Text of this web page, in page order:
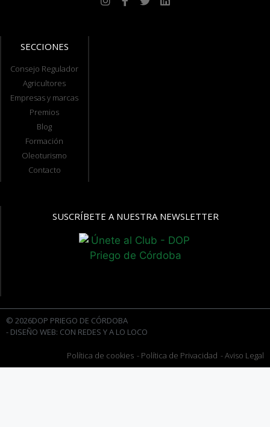
SECCIONES
Consejo Regulador
Agricultores
Empresas y marcas
Premios
Blog
Formación
Oleoturismo
Contacto
SUSCRÍBETE A NUESTRA NEWSLETTER
© 2026DOP PRIEGO DE CÓRDOBA
- DISEÑO WEB: CON REDES Y A LO LOCO
Política de cookies - Política de Privacidad - Aviso Legal